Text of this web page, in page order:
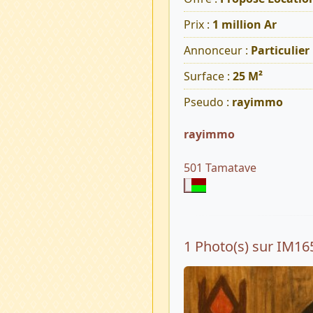
Prix : 1 million Ar
Annonceur : Particulier
Surface : 25 M²
Pseudo : rayimmo
rayimmo
501 Tamatave
1 Photo(s) sur